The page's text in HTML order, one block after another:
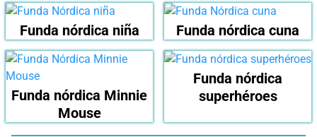
Funda nórdica niña Funda nórdica cuna
Funda nórdica Minnie
Mouse
Funda nórdica
superhéroes